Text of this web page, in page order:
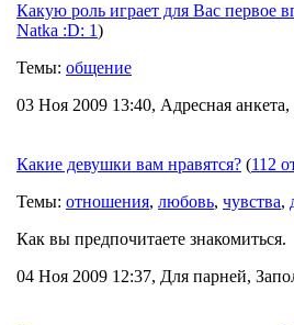
Какую роль играет для Вас первое
Natka :D: 1)
Темы: общение
03 Ноя 2009 13:40, Адресная анкета,
Какие девушки вам нравятся? (112
Темы: отношения, любовь, чувства,
Как вы предпочитаете знакомиться.
04 Ноя 2009 12:37, Для парней,